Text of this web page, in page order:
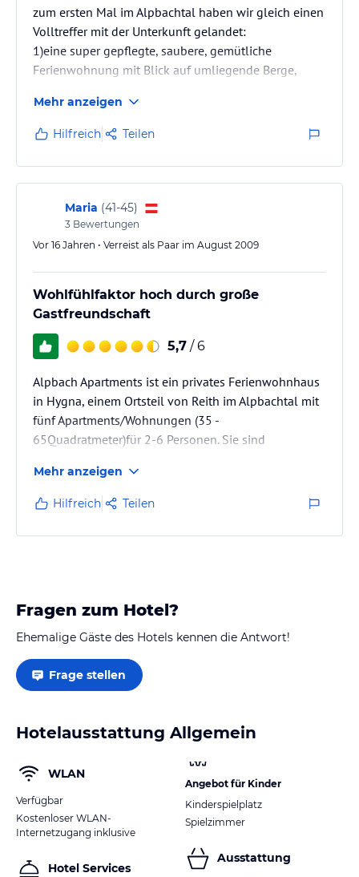
zum ersten Mal im Alpbachtal haben wir gleich einen
Volltreffer mit der Unterkunft gelandet:
1)eine super gepflegte, saubere, gemütliche
Ferienwohnung mit Blick auf umliegende Berge,
.
2) stets einen Ansprechpartner vor Ort, der immer
behilflich war bzgl. Ausflugstipps (auch solche, die
nicht in einem Reiseführer stehen), Restaurants etc
3) obwohl die übrigen Ferienwohnungen auch belegt
waren, sehr ruhige Unterkunft
4) hübsch angelegter und besonderer Garten,…
Mehr anzeigen
Hilfreich Teilen
Maria (41-45)
3 Bewertungen
Vor 16 Jahren • Verreist als Paar im August 2009
Wohlfühlfaktor hoch durch große
Gastfreundschaft
5,7 / 6
Alpbach Apartments ist ein privates Ferienwohnhaus
in Hygna, einem Ortsteil von Reith im Alpbachtal mit
fünf Apartments/Wohnungen (35 -
65Quadratmeter)für 2-6 Personen. Sie sind
anderen Namen und Stil)und wirklich sehr gut
ausgestattet:Küche mit E-Herd und Geschirr...,
Wohnzimmer mit Sat-TV, Telefon, Safe und
DVD/CDgerät, sowie in unserem Apartment"Landhaus"
Mehr anzeigen
Hilfreich Teilen
Fragen zum Hotel?
Ehemalige Gäste des Hotels kennen die Antwort!
Frage stellen
Hotelausstattung Allgemein
WLAN
Verfügbar
Kostenloser WLAN-
Internetzugang inklusive
Hotel Services
Angebot für Kinder
Kinderspielplatz
Spielzimmer
Ausstattung